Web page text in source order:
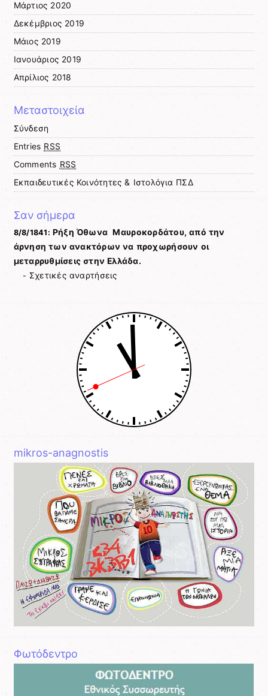
Μάρτιος 2020
Δεκέμβριος 2019
Μάιος 2019
Ιανουάριος 2019
Απρίλιος 2018
Μεταστοιχεία
Σύνδεση
Entries RSS
Comments RSS
Εκπαιδευτικές Κοινότητες & Ιστολόγια ΠΣΔ
Σαν σήμερα
8/8/1841: Ρήξη Όθωνα  Μαυροκορδάτου, από την
άρνηση των ανακτόρων να προχωρήσουν οι
μεταρρυθμίσεις στην Ελλάδα.
- Σχετικές αναρτήσεις
mikros-anagnostis
Φωτόδεντρο